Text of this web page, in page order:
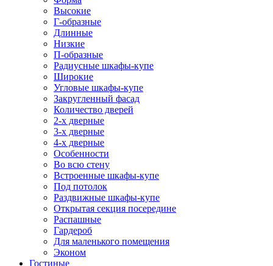
Высокие
Г-образные
Длинные
Низкие
П-образные
Радиусные шкафы-купе
Широкие
Угловые шкафы-купе
Закругленный фасад
Количество дверей
2-х дверные
3-х дверные
4-х дверные
Особенности
Во всю стену
Встроенные шкафы-купе
Под потолок
Раздвижные шкафы-купе
Открытая секция посередине
Распашные
Гардероб
Для маленького помещения
Эконом
Гостиные